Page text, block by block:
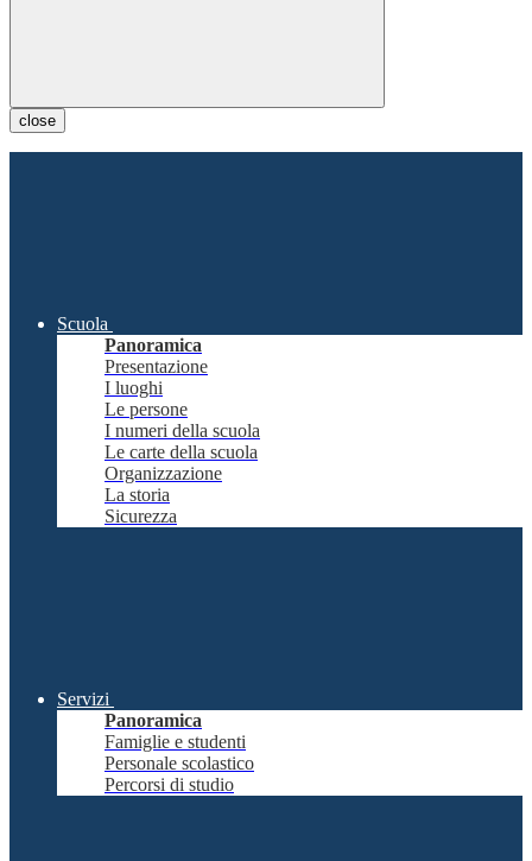
close
Scuola
Panoramica
Presentazione
I luoghi
Le persone
I numeri della scuola
Le carte della scuola
Organizzazione
La storia
Sicurezza
Servizi
Panoramica
Famiglie e studenti
Personale scolastico
Percorsi di studio